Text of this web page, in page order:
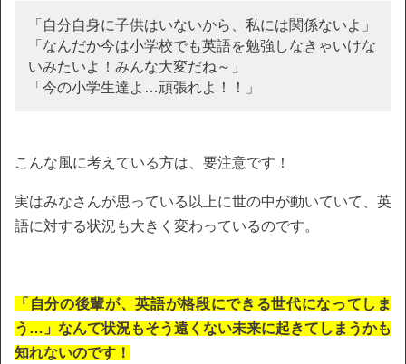
「自分自身に子供はいないから、私には関係ないよ」
「なんだか今は小学校でも英語を勉強しなきゃいけな
いみたいよ！みんな大変だね～」
「今の小学生達よ…頑張れよ！！」
こんな風に考えている方は、要注意です！
実はみなさんが思っている以上に世の中が動いていて、英
語に対する状況も大きく変わっているのです。
「自分の後輩が、英語が格段にできる世代になってしま
う…」なんて状況もそう遠くない未来に起きてしまうかも
知れないのです！